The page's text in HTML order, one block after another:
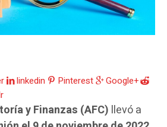
linkedin Pinterest
Google+
y Finanzas (AFC) llevó a